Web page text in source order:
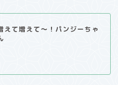
えて増えて～！パンジーちゃ